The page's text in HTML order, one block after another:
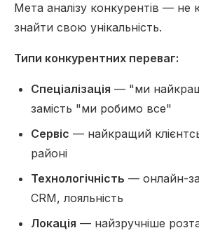
Мета аналізу конкурентів — не
знайти свою унікальність.
Типи конкурентних переваг:
Спеціалізація — "ми
замість "ми робимо все"
Сервіс — найкращий
районі
Технологічність — онлайн-
CRM, лояльність
Локація — найзручніше